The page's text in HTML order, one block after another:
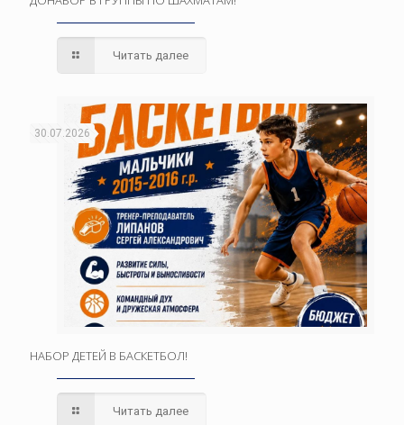
Читать далее
30.07.2026
НАБОР ДЕТЕЙ В БАСКЕТБОЛ!
Читать далее